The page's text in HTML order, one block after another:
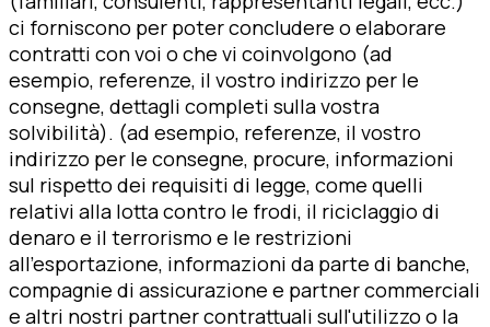
ci forniscono per poter concludere o elaborare
contratti con voi o che vi coinvolgono (ad
esempio, referenze, il vostro indirizzo per le
consegne, dettagli completi sulla vostra
solvibilità). (ad esempio, referenze, il vostro
indirizzo per le consegne, procure, informazioni
sul rispetto dei requisiti di legge, come quelli
relativi alla lotta contro le frodi, il riciclaggio di
denaro e il terrorismo e le restrizioni
all'esportazione, informazioni da parte di banche,
compagnie di assicurazione e partner commerciali
e altri nostri partner contrattuali sull'utilizzo o la